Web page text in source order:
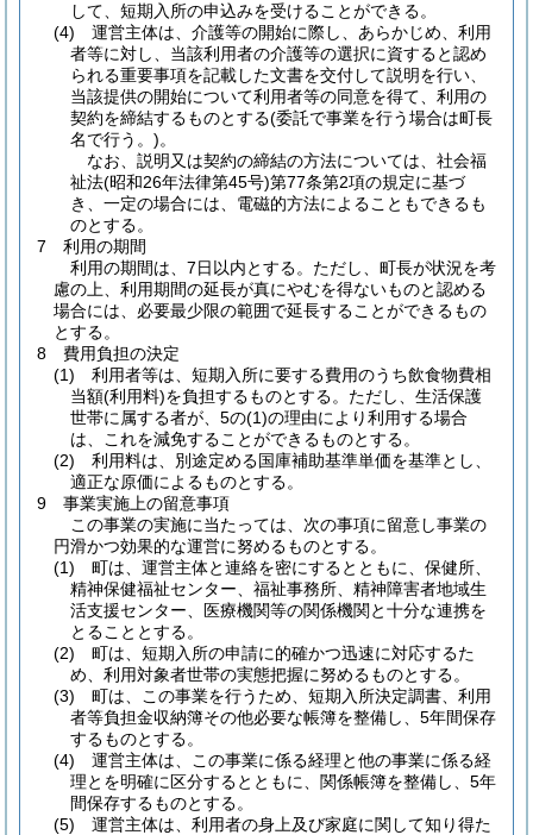
して、短期入所の申込みを受けることができる。
(4) 運営主体は、介護等の開始に際し、あらかじめ、利用
者等に対し、当該利用者の介護等の選択に資すると認め
られる重要事項を記載した文書を交付して説明を行い、
当該提供の開始について利用者等の同意を得て、利用の
契約を締結するものとする(委託で事業を行う場合は町長
名で行う。)。
なお、説明又は契約の締結の方法については、社会福
祉法(昭和26年法律第45号)第77条第2項の規定に基づ
き、一定の場合には、電磁的方法によることもできるも
のとする。
7 利用の期間
利用の期間は、7日以内とする。ただし、町長が状況を考
慮の上、利用期間の延長が真にやむを得ないものと認める
場合には、必要最少限の範囲で延長することができるもの
とする。
8 費用負担の決定
(1) 利用者等は、短期入所に要する費用のうち飲食物費相
当額(利用料)を負担するものとする。ただし、生活保護
世帯に属する者が、5の(1)の理由により利用する場合
は、これを減免することができるものとする。
(2) 利用料は、別途定める国庫補助基準単価を基準とし、
適正な原価によるものとする。
9 事業実施上の留意事項
この事業の実施に当たっては、次の事項に留意し事業の
円滑かつ効果的な運営に努めるものとする。
(1) 町は、運営主体と連絡を密にするとともに、保健所、
精神保健福祉センター、福祉事務所、精神障害者地域生
活支援センター、医療機関等の関係機関と十分な連携を
とることとする。
(2) 町は、短期入所の申請に的確かつ迅速に対応するた
め、利用対象者世帯の実態把握に努めるものとする。
(3) 町は、この事業を行うため、短期入所決定調書、利用
者等負担金収納簿その他必要な帳簿を整備し、5年間保存
するものとする。
(4) 運営主体は、この事業に係る経理と他の事業に係る経
理とを明確に区分するとともに、関係帳簿を整備し、5年
間保存するものとする。
(5) 運営主体は、利用者の身上及び家庭に関して知り得た